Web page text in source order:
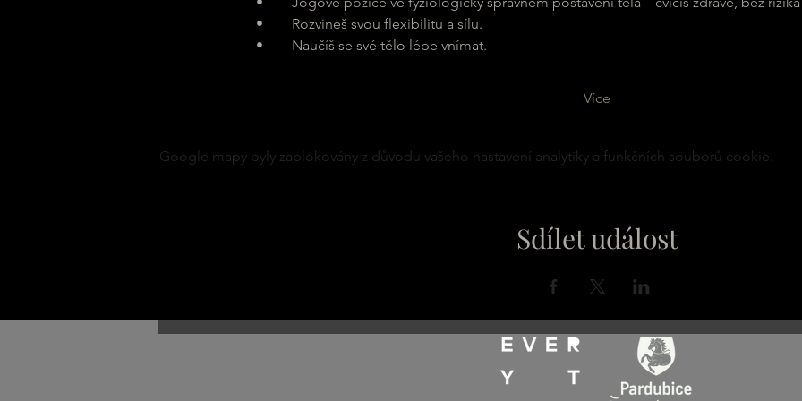
	•	Rozvineš svou flexibilitu a sílu.
	•	Naučíš se své tělo lépe vnímat.
Více
Google mapy byly zablokovány z důvodu vašeho nastavení analytiky a funkčních souborů cookie.
Sdílet událost